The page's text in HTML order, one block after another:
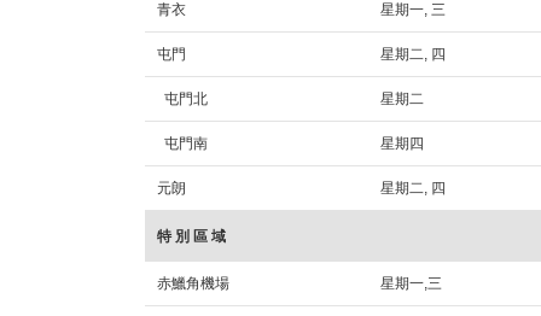
青衣 星期一, 三
屯門 星期二, 四
屯門北 星期二
屯門南 星期四
元朗 星期二, 四
特 別 區 域
赤鱲角機場 星期一,三